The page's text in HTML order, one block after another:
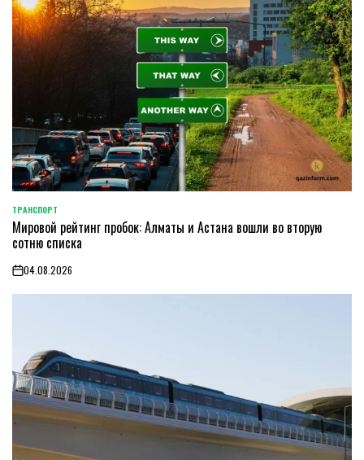
POSTED
IN
ТРАНСПОРТ
Мировой рейтинг пробок: Алматы и Астана вошли во вторую
сотню списка
on04.08.2026